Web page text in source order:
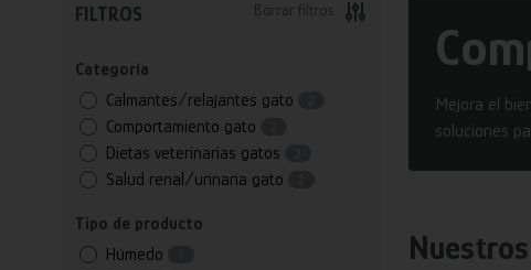
FILTROS Borrar filtros
Categoría
Calmantes/relajantes gato
Comportamiento gato
Dietas veterinarias gatos
Salud renal/urinaria gato
Tipo de producto
Húmedo
Mejora el
soluciones